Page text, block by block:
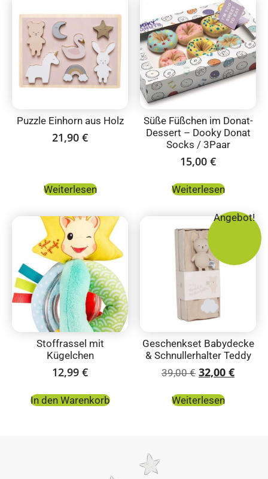
Puzzle Einhorn aus Holz
21,90 €
Weiterlesen
Süße Füßchen im Donat-
Dessert – Dooky Donat
Socks / 3Paar
15,00 €
Weiterlesen
Stoffrassel mit
Kügelchen
12,99 €
In den Warenkorb
Angebot!
Geschenkset Babydecke
& Schnullerhalter Teddy
39,00€ 32,00 €
Weiterlesen